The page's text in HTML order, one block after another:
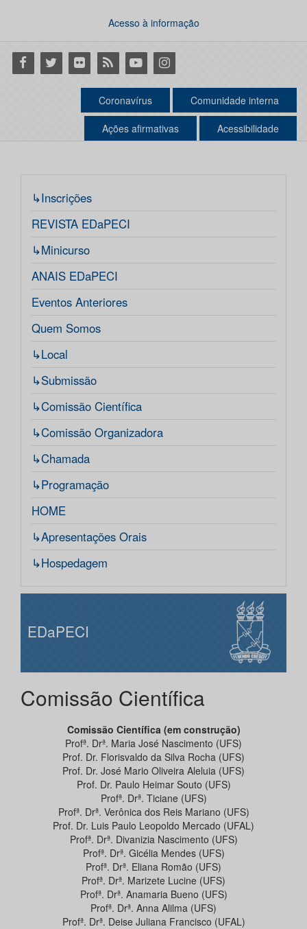
Acesso à informação
Facebook
Twitter Flickr RSS YoutubeInstagram
Coronavírus Comunidade interna
Ações afirmativas Acessibilidade
↳Inscrições
REVISTA EDaPECI
↳Minicurso
ANAIS EDaPECI
Eventos Anteriores
Quem Somos
↳Local
↳Submissão
↳Comissão Científica
↳Comissão Organizadora
↳Chamada
↳Programação
HOME
↳Apresentações Orais
↳Hospedagem
EDaPECI
Comissão Científica
Comissão Científica (em construção)
Profª. Drª. Maria José Nascimento (UFS)
Prof. Dr. Florisvaldo da Silva Rocha (UFS)
Prof. Dr. José Mario Oliveira Aleluia (UFS)
Prof. Dr. Paulo Heimar Souto (UFS)
Profª. Drª. Ticiane (UFS)
Profª. Drª. Verônica dos Reis Mariano (UFS)
Prof. Dr. Luis Paulo Leopoldo Mercado (UFAL)
Profª. Drª. Divanizia Nascimento (UFS)
Profª. Drª. Gicélia Mendes (UFS)
Profª. Drª. Eliana Romão (UFS)
Profª. Drª. Marizete Lucine (UFS)
Profª. Drª. Anamaria Bueno (UFS)
Profª. Drª. Anna Alilma (UFS)
Profª. Drª. Deise Juliana Francisco (UFAL)